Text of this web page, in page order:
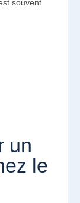
souvent
un
le